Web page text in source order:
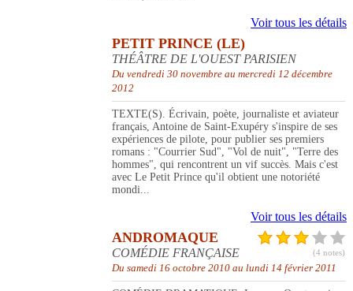
Voir tous les détails
PETIT PRINCE (LE)
THÉÂTRE DE L'OUEST PARISIEN
Du vendredi 30 novembre au mercredi 12 décembre
2012
TEXTE(S). Écrivain, poète, journaliste et aviateur
français, Antoine de Saint-Exupéry s'inspire de ses
expériences de pilote, pour publier ses premiers
romans : "Courrier Sud", "Vol de nuit", "Terre des
hommes", qui rencontrent un vif succès. Mais c'est
avec Le Petit Prince qu'il obtient une notoriété
mondi...
Voir tous les détails
(4 notes)
ANDROMAQUE
COMÉDIE FRANÇAISE
Du samedi 16 octobre 2010 au lundi 14 février 2011